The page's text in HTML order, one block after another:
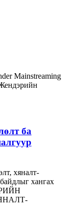
Mainstreaming
ба
хяналт-
хангах